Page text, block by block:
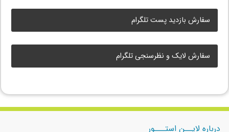
سفارش بازدید پست تلگرام
سفارش لایک و نظرسنجی تلگرام